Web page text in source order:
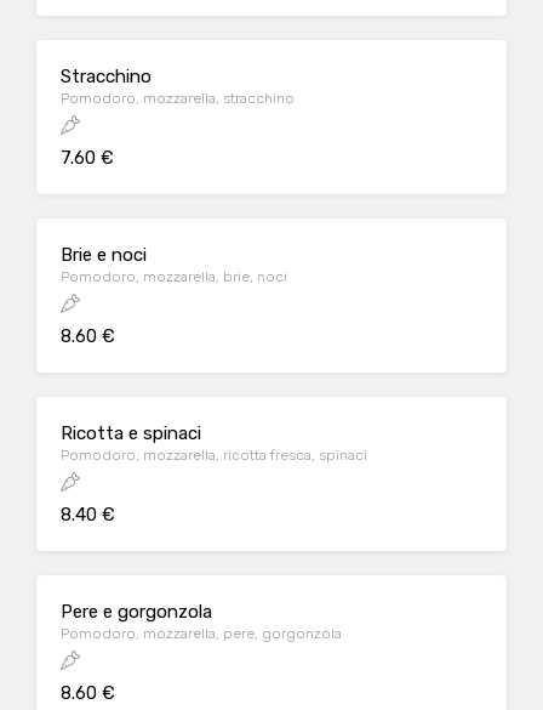
Stracchino
Pomodoro, mozzarella, stracchino
7.60 €
Brie e noci
Pomodoro, mozzarella, brie, noci
8.60 €
Ricotta e spinaci
Pomodoro, mozzarella, ricotta fresca, spinaci
8.40 €
Pere e gorgonzola
Pomodoro, mozzarella, pere, gorgonzola
8.60 €